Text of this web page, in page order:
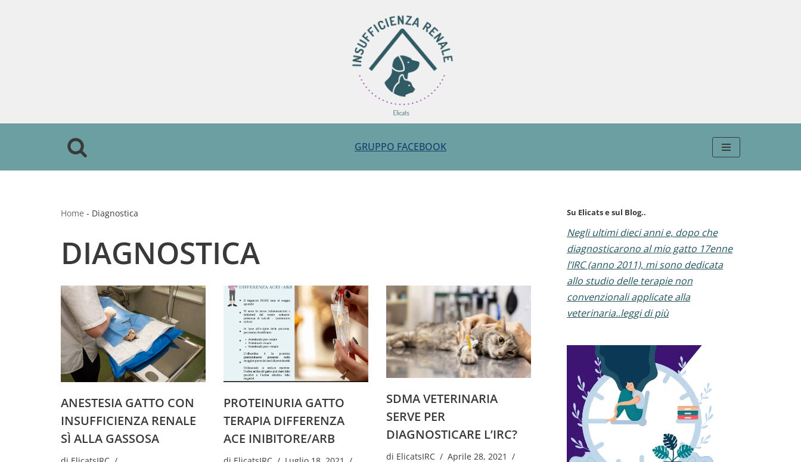
GRUPPO FACEBOOK
Home - Diagnostica
DIAGNOSTICA
ANESTESIA GATTO CON
INSUFFICIENZA RENALE
SÌ ALLA GASSOSA
PROTEINURIA GATTO
TERAPIA DIFFERENZA
ACE INIBITORE/ARB
SDMA VETERINARIA
SERVE PER
DIAGNOSTICARE L’IRC?
di ElicatsIRC
Aprile 28, 2021
Su Elicats e sul Blog..
Negli ultimi dieci anni e, dopo che
diagnosticarono al mio gatto 17enne
l’IRC (anno 2011), mi sono dedicata
allo studio delle terapie non
convenzionali applicate alla
veterinaria..leggi di più